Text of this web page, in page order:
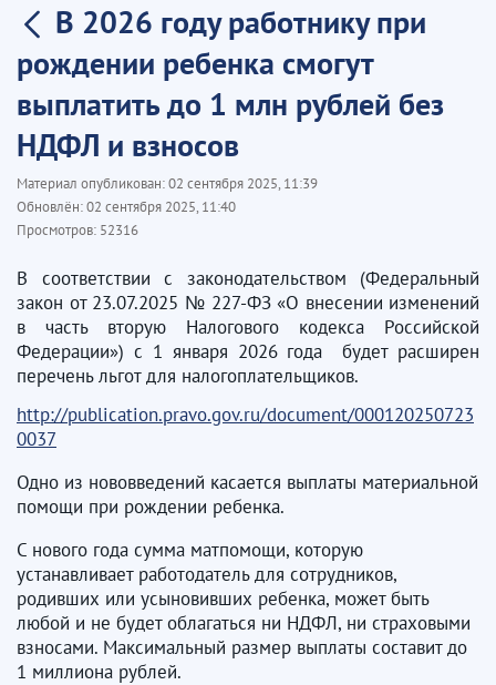
В 2026 году работнику при
рождении ребенка смогут
выплатить до 1 млн рублей без
НДФЛ и взносов
Материал опубликован:02 сентября 2025, 11:39
Обновлён:02 сентября 2025, 11:40
Просмотров: 52316
В соответствии с законодательством (Федеральный
закон от 23.07.2025 № 227-ФЗ «О внесении изменений
в часть вторую Налогового кодекса Российской
Федерации») с 1 января 2026 года будет расширен
перечень льгот для налогоплательщиков.
http://publication.pravo.gov.ru/document/000120250723
0037
Одно из нововведений касается выплаты материальной
помощи при рождении ребенка.
С нового года сумма матпомощи, которую
устанавливает работодатель для сотрудников,
родивших или усыновивших ребенка, может быть
любой и не будет облагаться ни НДФЛ, ни страховыми
взносами. Максимальный размер выплаты составит до
1 миллиона рублей.